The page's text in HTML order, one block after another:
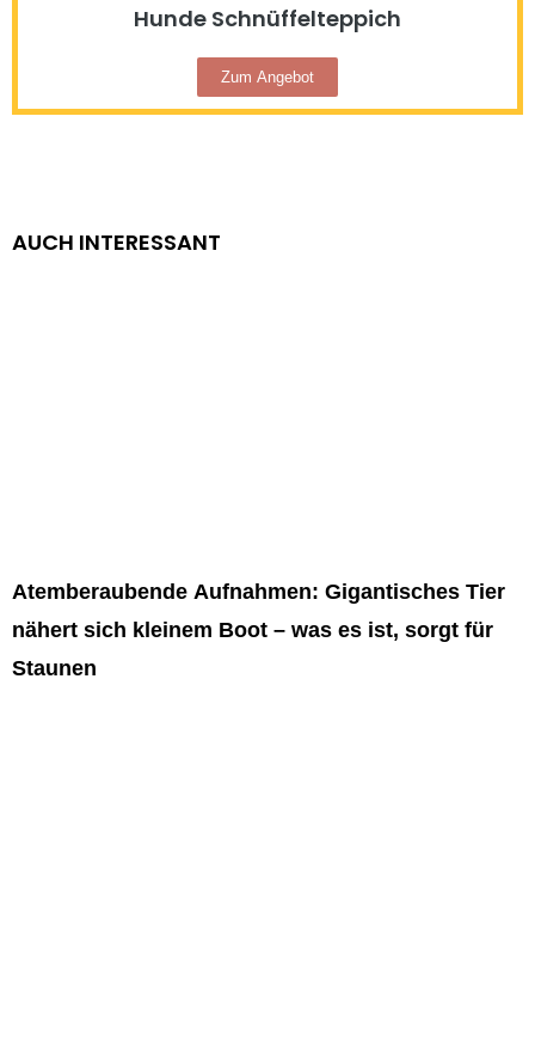
Hunde Schnüffelteppich
Zum Angebot
AUCH INTERESSANT
Atemberaubende Aufnahmen: Gigantisches Tier
nähert sich kleinem Boot – was es ist, sorgt für
Staunen